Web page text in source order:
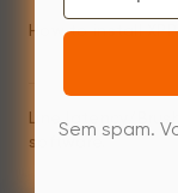
How to install
Line latency/
software.
Sem spam.